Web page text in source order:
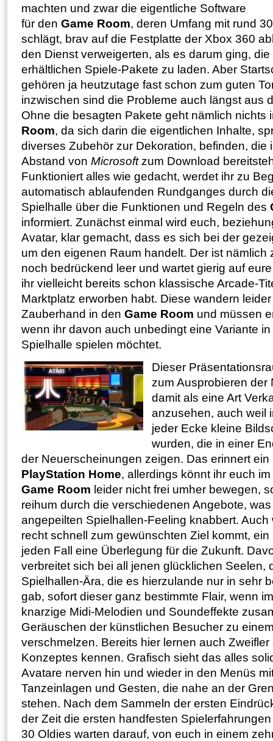
machten und zwar die eigentliche Software
für den Game Room, deren Umfang mit rund
schlägt, brav auf die Festplatte der Xbox 360
den Dienst verweigerten, als es darum ging,
erhältlichen Spiele-Pakete zu laden. Aber
gehören ja heutzutage fast schon zum guten
inzwischen sind die Probleme auch längst aus
Ohne die besagten Pakete geht nämlich nichts
Room, da sich darin die eigentlichen Inhalte,
diverses Zubehör zur Dekoration, befinden, die
Abstand von Microsoftzum Download
Funktioniert alles wie gedacht, werdet ihr zu
automatisch ablaufenden Rundganges durch
Spielhalle über die Funktionen und Regeln des
informiert. Zunächst einmal wird euch,
Avatar, klar gemacht, dass es sich bei der
um den eigenen Raum handelt. Der ist nämlich
noch bedrückend leer und wartet gierig auf
ihr vielleicht bereits schon klassische Arcade-
Marktplatz erworben habt. Diese wandern
Zauberhand in den Game Room und müssen
wenn ihr davon auch unbedingt eine Variante
Spielhalle spielen möchtet.
Dieser
zum Ausprobieren der
damit als eine Art
anzusehen, auch weil
jeder Ecke kleine
wurden, die in einer
der Neuerscheinungen zeigen. Das erinnert
PlayStation Home, allerdings könnt ihr euch
Game Room leider nicht frei umher bewegen,
reihum durch die verschiedenen Angebote,
angepeilten Spielhallen-Feeling knabbert.
recht schnell zum gewünschten Ziel kommt,
jeden Fall eine Überlegung für die Zukunft.
verbreitet sich bei all jenen glücklichen Seelen,
Spielhallen-Ära, die es hierzulande nur in sehr
gab, sofort dieser ganz bestimmte Flair, wenn
knarzige Midi-Melodien und Soundeffekte
Geräuschen der künstlichen Besucher zu
verschmelzen. Bereits hier lernen auch
Konzeptes kennen. Grafisch sieht das alles
Avatare nerven hin und wieder in den Menüs
Tanzeinlagen und Gesten, die nahe an der
stehen. Nach dem Sammeln der ersten
der Zeit die ersten handfesten
30 Oldies warten darauf, von euch in einem